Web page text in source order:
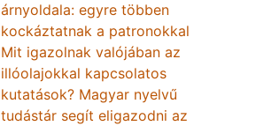
árnyoldala: egyre többen
kockáztatnak a patronokkal
Mit igazolnak valójában az
illóolajokkal kapcsolatos
kutatások? Magyar nyelvű
tudástár segít eligazodni az